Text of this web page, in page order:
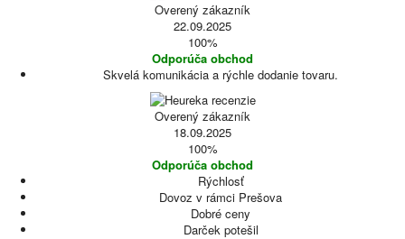
Overený zákazník
22.09.2025
100%
Odporúča obchod
Skvelá komunikácia a rýchle dodanie tovaru.
Overený zákazník
18.09.2025
100%
Odporúča obchod
Rýchlosť
Dovoz v rámci Prešova
Dobré ceny
Darček potešil